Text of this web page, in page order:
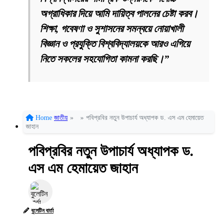
অগ্রাধিকার দিয়ে আমি দায়িত্ব পালনের চেষ্টা করব।
শিক্ষা, গবেষণা ও সুশাসনের সমন্বয়ে নোয়াখালী
বিজ্ঞান ও প্রযুক্তি বিশ্ববিদ্যালয়কে আরও এগিয়ে
নিতে সকলের সহযোগিতা কামনা করছি।”
Home জাতীয় » » পবিপ্রবির নতুন উপাচার্য অধ্যাপক ড. এস এম হেমায়েত
জাহান
পবিপ্রবির নতুন উপাচার্য অধ্যাপক ড.
এস এম হেমায়েত জাহান
বুলেটিন বার্তা